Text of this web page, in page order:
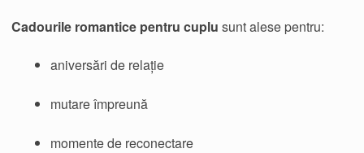
Cadourile romantice pentru cuplu sunt alese pentru:
aniversări de relație
mutare împreună
momente de reconectare